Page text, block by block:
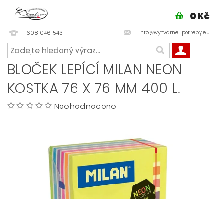
608 046 543 info@vytvarne-potreby.eu
0 Kč
BLOČEK LEPÍCÍ MILAN NEON
KOSTKA 76 X 76 MM 400 L.
Neohodnoceno